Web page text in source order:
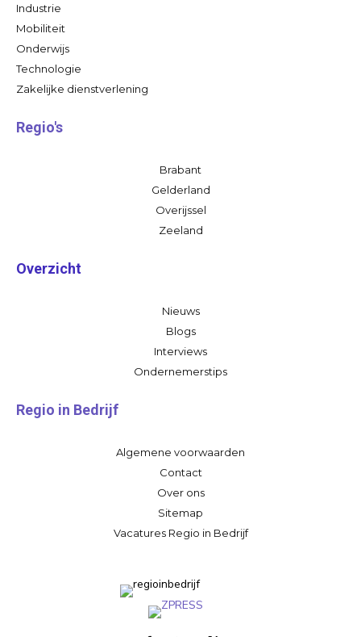
Industrie
Mobiliteit
Onderwijs
Technologie
Zakelijke dienstverlening
Regio's
Brabant
Gelderland
Overijssel
Zeeland
Overzicht
Nieuws
Blogs
Interviews
Ondernemerstips
Regio in Bedrijf
Algemene voorwaarden
Contact
Over ons
Sitemap
Vacatures Regio in Bedrijf